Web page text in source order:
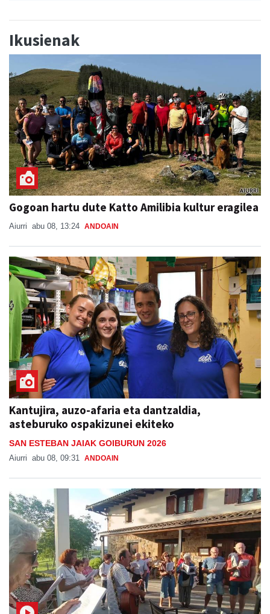
Ikusienak
Gogoan hartu dute Katto Amilibia kultur eragilea
Aiurri abu 08, 13:24 ANDOAIN
Kantujira, auzo-afaria eta dantzaldia,
asteburuko ospakizunei ekiteko
SAN ESTEBAN JAIAK GOIBURUN 2026
Aiurri abu 08, 09:31 ANDOAIN